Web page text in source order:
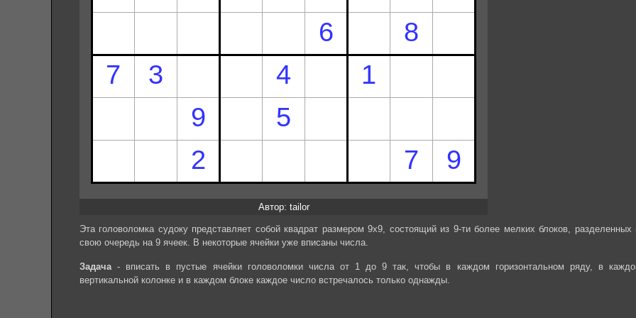
Автор: tailor
Эта головоломка судоку представляет собой квадрат размером 9х9, состоящий из 9-ти более мелких блоков, разделенных
свою очередь на 9 ячеек. В некоторые ячейки уже вписаны числа.
Задача- вписать в пустые ячейки головоломки числа от 1 до 9 так, чтобы в каждом горизонтальном ряду, в
вертикальной колонке и в каждом блоке каждое число встречалось только однажды.